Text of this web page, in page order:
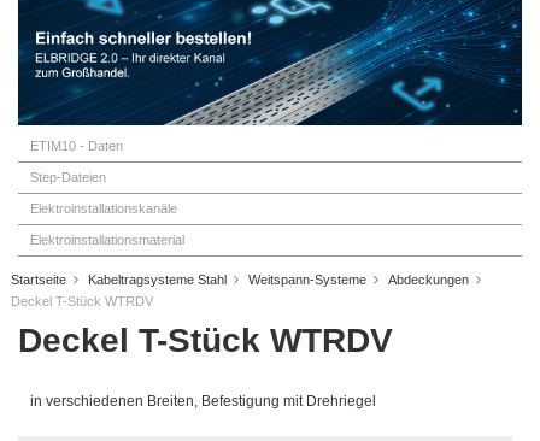
ETIM10 - Daten
Step-Dateien
Elektroinstallationskanäle
Elektroinstallationsmaterial
Startseite Kabeltragsysteme Stahl Weitspann-Systeme
Abdeckungen
Deckel T-Stück WTRDV
Deckel T-Stück WTRDV
in verschiedenen Breiten, Befestigung mit Drehriegel